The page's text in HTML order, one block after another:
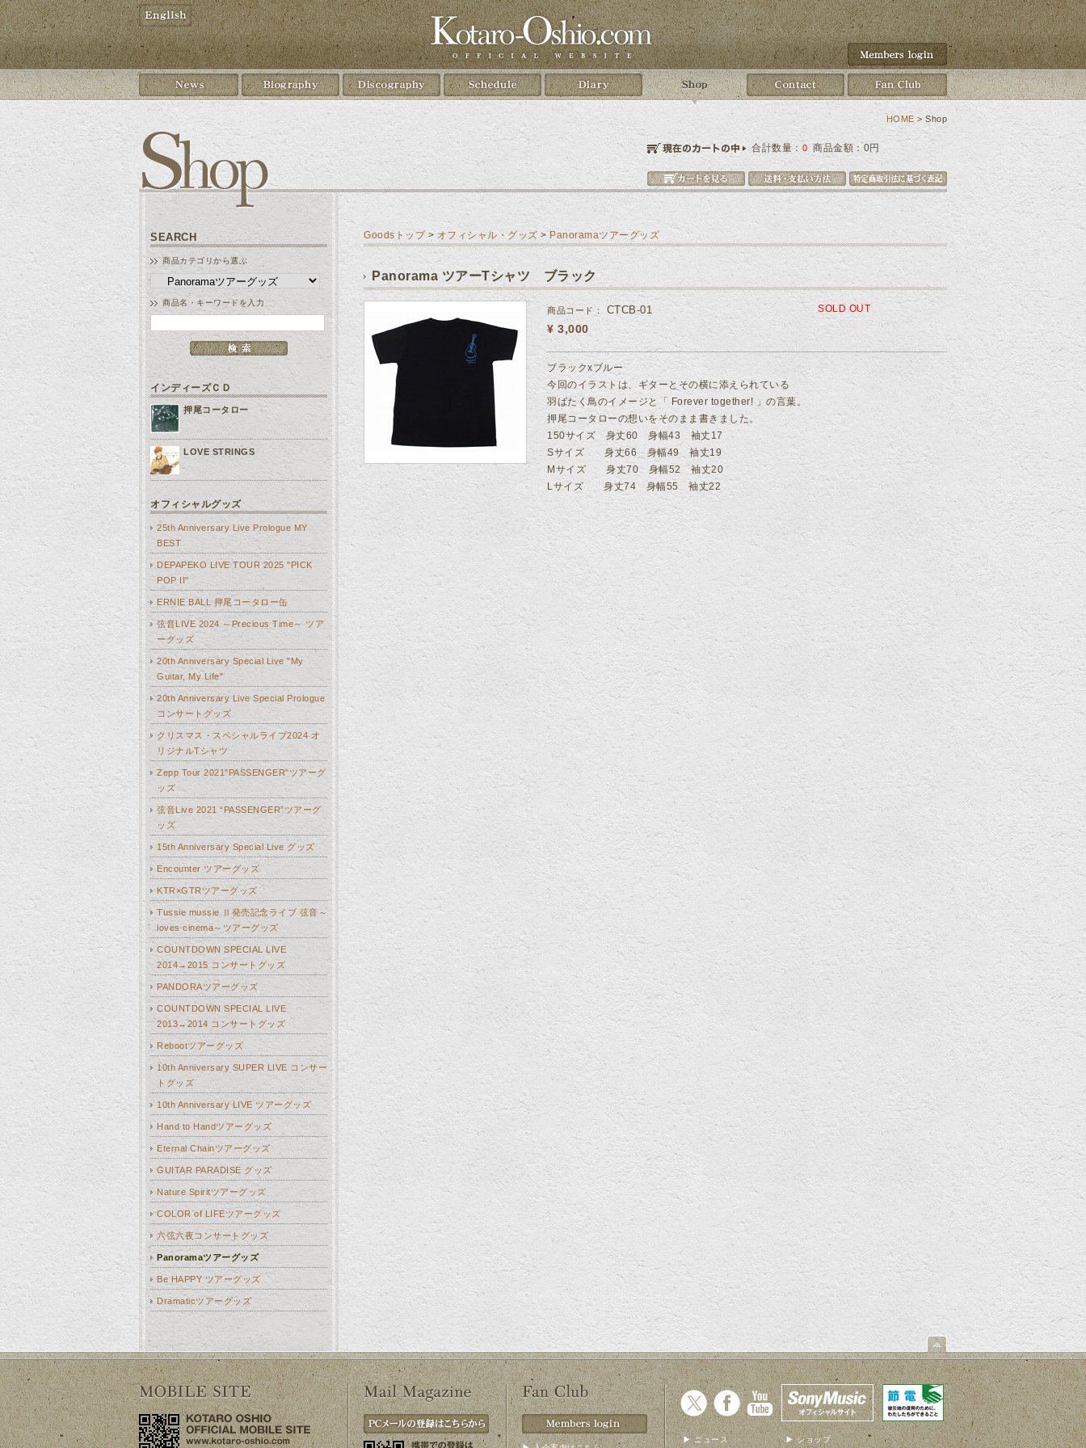
HOME > Shop
合計数量： 0 商品金額： 0円
SEARCH
商品カテゴリから選ぶ
商品名・キーワードを入力
インディーズＣＤ
押尾コータロー
LOVE STRINGS
オフィシャルグッズ
25th Anniversary Live Prologue MY
BEST
DEPAPEKO LIVE TOUR 2025 "PICK
POP II"
ERNIE BALL 押尾コータロー缶
弦音LIVE 2024 ～Precious Time～ ツア
ーグッズ
20th Anniversary Special Live "My
Guitar, My Life"
20th Anniversary Live Special Prologue
コンサートグッズ
クリスマス・スペシャルライブ2024 オ
リジナルTシャツ
Zepp Tour 2021"PASSENGER"ツアーグ
ッズ
弦音Live 2021 “PASSENGER”ツアーグ
ッズ
15th Anniversary Special Live グッズ
Encounter ツアーグッズ
KTR×GTRツアーグッズ
Tussie mussie Ⅱ発売記念ライブ 弦音～
loves cinema～ツアーグッズ
COUNTDOWN SPECIAL LIVE
2014→2015 コンサートグッズ
PANDORAツアーグッズ
COUNTDOWN SPECIAL LIVE
2013→2014 コンサートグッズ
Rebootツアーグッズ
10th Anniversary SUPER LIVE コンサー
トグッズ
10th Anniversary LIVE ツアーグッズ
Hand to Handツアーグッズ
Eternal Chainツアーグッズ
GUITAR PARADISE グッズ
Nature Spiritツアーグッズ
COLOR of LIFEツアーグッズ
六弦六夜コンサートグッズ
Panoramaツアーグッズ
Be HAPPY ツアーグッズ
Dramaticツアーグッズ
Goodsトップ> オフィシャル・グッズ > Panoramaツアーグッズ
Panorama ツアーTシャツ ブラック
商品コード： CTCB-01
¥ 3,000
SOLD OUT
ブラックxブルー
今回のイラストは、ギターとその横に添えられている
羽ばたく鳥のイメージと「 Forever together! 」の言葉。
押尾コータローの想いをそのまま書きました。
150サイズ 身丈60 身幅43 袖丈17
Sサイズ 身丈66 身幅49 袖丈19
Mサイズ 身丈70 身幅52 袖丈20
Lサイズ 身丈74 身幅55 袖丈22
▶ ニュース
▶ ショップ